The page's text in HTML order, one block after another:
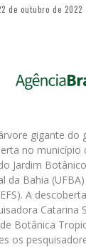
de outubro de 2022
gigante do
no município
Jardim
da Bahia
A
Catarina
Botânica
os